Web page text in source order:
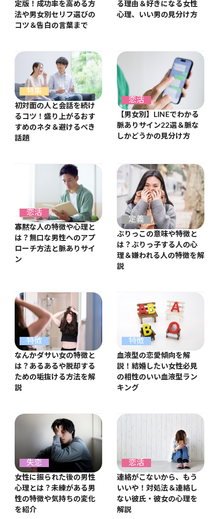
定版！成功率を高める方
法や男女別セリフ選びの
コツ＆告白の言葉まで
る理由＆好きになる女性
心理、いい男の見分け方
特集
初対面の人と会話を続け
るコツ！盛り上がるおす
すめのネタ＆避けるべき
話題
恋活
【男女別】LINEでわかる
脈ありサイン22選＆脈な
しかどうかの見分け方
恋活
寡黙な人の特徴や心理と
は？無口な男性へのアプ
ローチ方法と脈ありサイ
ン
定義
ぶりっこの意味や特徴と
は？ぶりっ子する人の心
理＆嫌われる人の特徴を解
説
特徴
なんかダサい女の特徴と
は？あるあるや脱却する
ための垢抜ける方法を解
説
特徴
血液型の恋愛傾向を解
説！結婚したい女性必見
の相性のいい血液型ラン
キング
失恋
女性に振られた後の男性
心理とは？未練がある男
性の特徴や気持ちの変化
を紹介
恋活
連絡がこないから、もう
いいや！対処法＆連絡し
ない彼氏・彼女の心理を
解説